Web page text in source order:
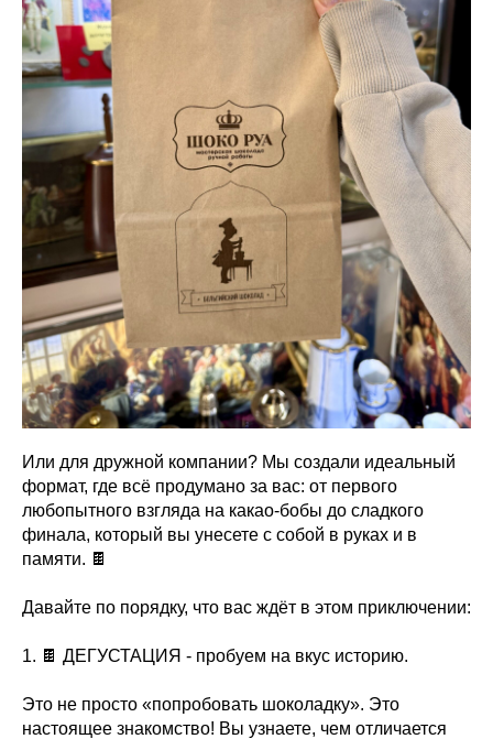
Или для дружной компании? Мы создали идеальный
формат, где всё продумано за вас: от первого
любопытного взгляда на какао-бобы до сладкого
финала, который вы унесете с собой в руках и в
памяти. 🍫
Давайте по порядку, что вас ждёт в этом приключении:
1. 🍫 ДЕГУСТАЦИЯ - пробуем на вкус историю.
Это не просто «попробовать шоколадку». Это
настоящее знакомство! Вы узнаете, чем отличается